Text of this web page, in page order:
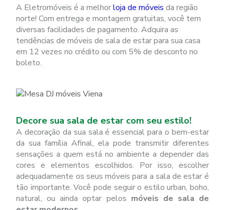
A Eletromóveis é a melhorloja de móveis da região
norte! Com entrega e montagem gratuitas, você tem
diversas facilidades de pagamento. Adquira as
tendências de móveis de sala de estar para sua casa
em 12 vezes no crédito ou com 5% de desconto no
boleto.
Decore sua sala de estar com seu estilo!
A decoração da sua sala é essencial para o bem-estar
da sua família Afinal, ela pode transmitir diferentes
sensações a quem está no ambiente a depender das
cores e elementos escolhidos. Por isso, escolher
adequadamente os seus móveis para a sala de estar é
tão importante. Você pode seguir o estilo urban, boho,
natural, ou ainda optar pelos móveis de sala de